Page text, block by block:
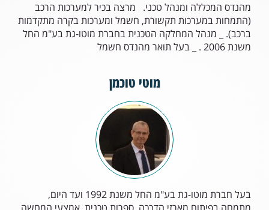
מהנדס המכללה ומנהל טכני. מרצה בכיר למערכות הרכב
(התמחות במערכות תקשורת, חשמל ומערכות בקרה מתקדמות
ברכב). _ מנהל המחלקה הטכנית בחברת מוטו-גת בע"מ החל
משנת 2006 . _ בעל תואר מהנדס חשמל
מוטי טוכמן
בעל חברת מוטו-גת בע"מ החל משנת 1992 ועד היום,